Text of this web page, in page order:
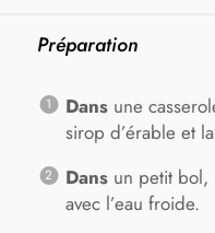
Préparation
Dansune
sirop d’érable et
Dansun petit bol,
avec l’eau froide.